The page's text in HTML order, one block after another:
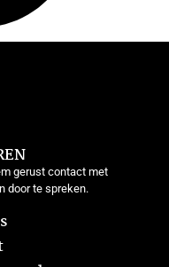
gerust contact met
door te spreken.